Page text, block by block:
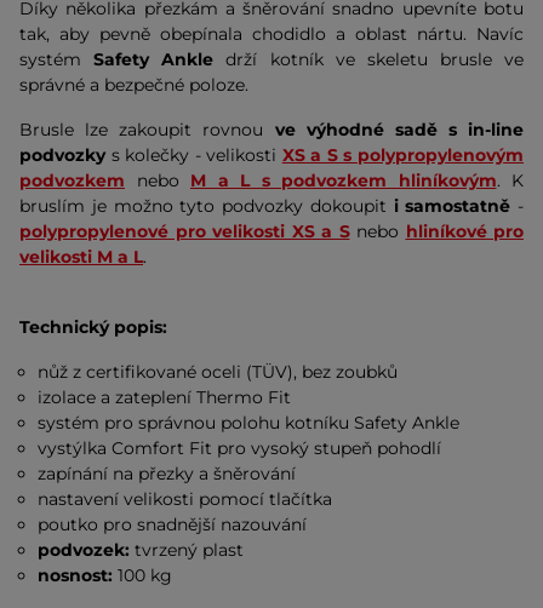
Díky několika přezkám a šněrování snadno upevníte botu
tak, aby pevně obepínala chodidlo a oblast nártu. Navíc
systémSafety Ankle drží kotník ve skeletu brusle ve
správné a bezpečné poloze.
Brusle lze zakoupit rovnou ve výhodné sadě s in-line
podvozky s kolečky - velikosti XS a S s polypropylenovým
podvozkem
nebo M a L s podvozkem hliníkovým. K
bruslím je možno tyto podvozky dokoupit i samostatně -
polypropylenové pro velikosti XS a Snebo hliníkové pro
velikosti M a L.
Technický popis:
nůž z certifikované oceli (TÜV), bez zoubků
izolace a zateplení Thermo Fit
systém pro správnou polohu kotníku Safety Ankle
vystýlka Comfort Fit pro vysoký stupeň pohodlí
zapínání na přezky a šněrování
nastavení velikosti pomocí tlačítka
poutko pro snadnější nazouvání
podvozek: tvrzený plast
nosnost: 100 kg